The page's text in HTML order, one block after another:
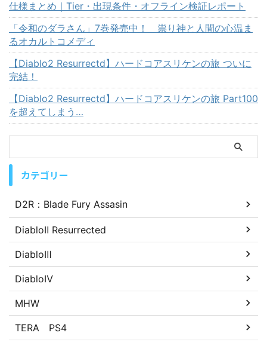
仕様まとめ｜Tier・出現条件・オフライン検証レポート
「令和のダラさん」7巻発売中！ 祟り神と人間の心温ま
るオカルトコメディ
【Diablo2 Resurrectd】ハードコアスリケンの旅 ついに
完結！
【Diablo2 Resurrectd】ハードコアスリケンの旅 Part100
を超えてしまう…
カテゴリー
D2R：Blade Fury Assasin
DiabloⅡ Resurrected
DiabloⅢ
DiabloⅣ
MHW
TERA PS4